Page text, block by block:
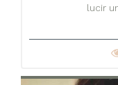
lucir